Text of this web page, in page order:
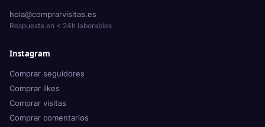
hola@comprarvisitas.es
Respuesta en < 24h laborables
Instagram
Comprar seguidores
Comprar likes
Comprar visitas
Comprar comentarios